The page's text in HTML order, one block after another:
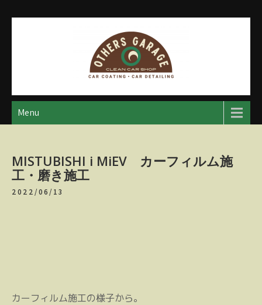
アザースガレージ
【神奈川・厚木・愛川】カーメンテナンス
Menu
MISTUBISHI i MiEV カーフィルム施
工・磨き施工
2022/06/13
カーフィルム施工の様子から。